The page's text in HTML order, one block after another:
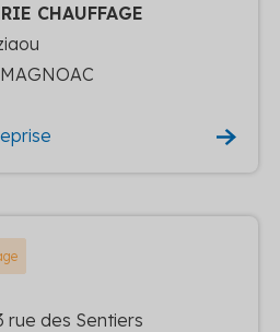
CHAUFFAGE
rue des Sentiers